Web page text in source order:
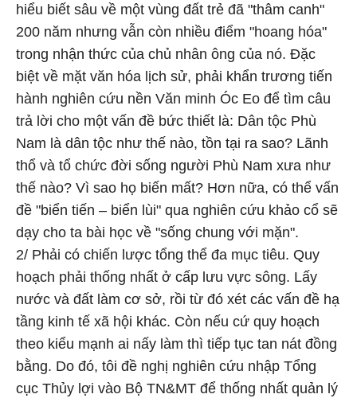
hiểu biết sâu về một vùng đất trẻ đã "thâm canh"
200 năm nhưng vẫn còn nhiều điểm "hoang hóa"
trong nhận thức của chủ nhân ông của nó. Đặc
biệt về mặt văn hóa lịch sử, phải khẩn trương tiến
hành nghiên cứu nền Văn minh Óc Eo để tìm câu
trả lời cho một vấn đề bức thiết là: Dân tộc Phù
Nam là dân tộc như thế nào, tồn tại ra sao? Lãnh
thổ và tổ chức đời sống người Phù Nam xưa như
thế nào? Vì sao họ biến mất? Hơn nữa, có thể vấn
đề "biển tiến – biển lùi" qua nghiên cứu khảo cổ sẽ
dạy cho ta bài học về "sống chung với mặn".
2/ Phải có chiến lược tổng thể đa mục tiêu. Quy
hoạch phải thống nhất ở cấp lưu vực sông. Lấy
nước và đất làm cơ sở, rồi từ đó xét các vấn đề hạ
tầng kinh tế xã hội khác. Còn nếu cứ quy hoạch
theo kiểu mạnh ai nấy làm thì tiếp tục tan nát đồng
bằng. Do đó, tôi đề nghị nghiên cứu nhập Tổng
cục Thủy lợi vào Bộ TN&MT để thống nhất quản lý